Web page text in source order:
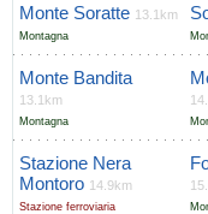
Monte Soratte 13.1km
Montagna
Monte Bandita
13.1km
Montagna
Stazione Nera
Montoro 14.9km
Stazione ferroviaria